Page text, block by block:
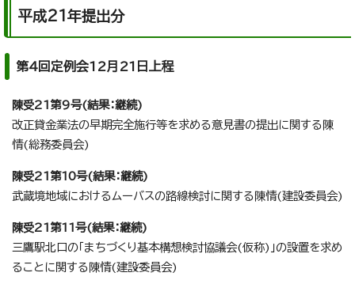
平成21年提出分
第4回定例会12月21日上程
陳受21第9号(結果：継続)
改正貸金業法の早期完全施行等を求める意見書の提出に関する陳
情(総務委員会)
陳受21第10号(結果：継続)
武蔵境地域におけるムーバスの路線検討に関する陳情(建設委員会)
陳受21第11号(結果：継続)
三鷹駅北口の「まちづくり基本構想検討協議会(仮称)」の設置を求め
ることに関する陳情(建設委員会)